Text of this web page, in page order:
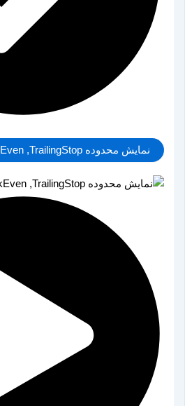
نمایش محدوده BrackEven ,TrailingStop و Price latency